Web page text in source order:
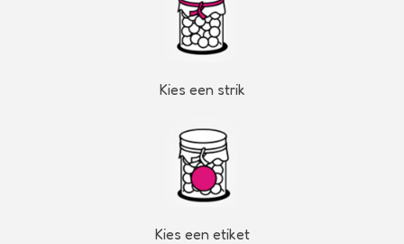
Kies een strik
Kies een etiket